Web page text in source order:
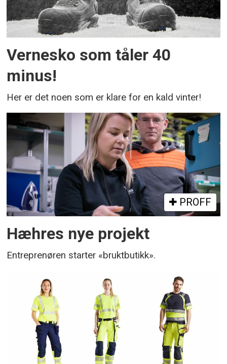
Vernesko som tåler 40
minus!
Her er det noen som er klare for en kald vinter!
PROFF
Hæhres nye projekt
Entreprenøren starter «bruktbutikk».